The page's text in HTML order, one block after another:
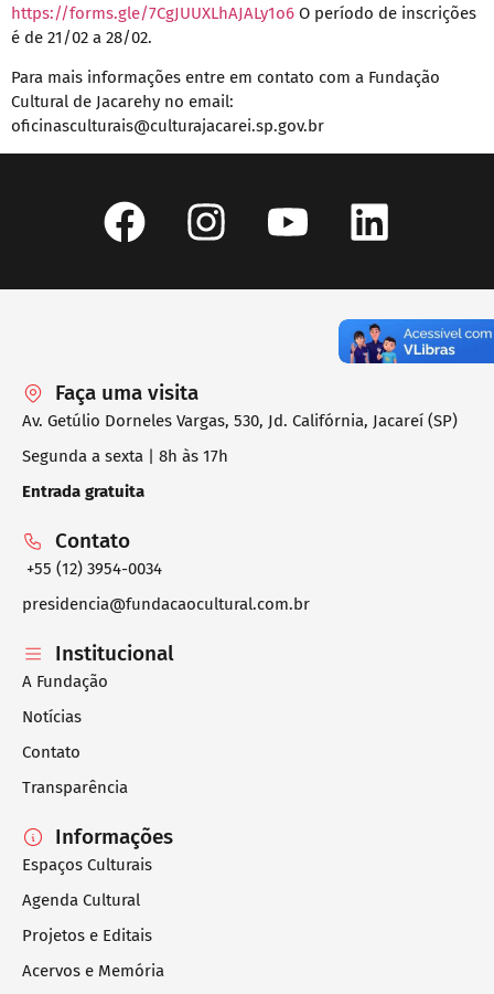
https://forms.gle/7CgJUUXLhAJALy1o6 O período de inscrições
é de 21/02 a 28/02.
Para mais informações entre em contato com a Fundação
Cultural de Jacarehy no email:
oficinasculturais@culturajacarei.sp.gov.br
Faça uma visita
Av. Getúlio Dorneles Vargas, 530, Jd. Califórnia, Jacareí (SP)
Segunda a sexta | 8h às 17h
Entrada gratuita
Contato
+55 (12) 3954-0034
presidencia@fundacaocultural.com.br
Institucional
A Fundação
Notícias
Contato
Transparência
Informações
Espaços Culturais
Agenda Cultural
Projetos e Editais
Acervos e Memória